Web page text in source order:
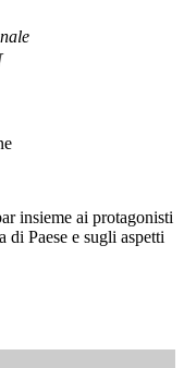
insieme ai protagonisti
di Paese e sugli aspetti